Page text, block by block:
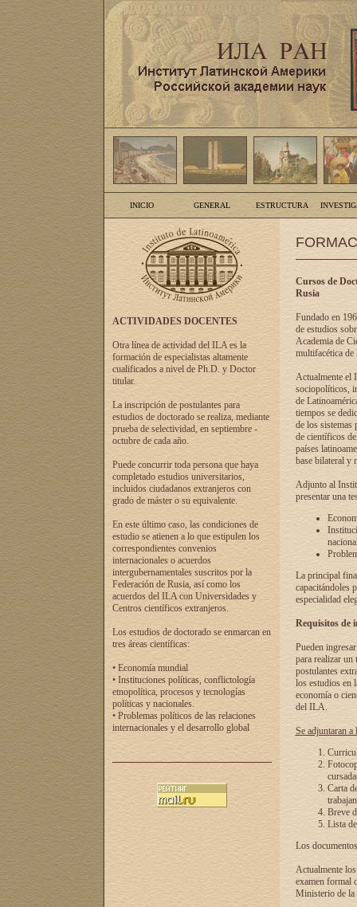
INICIO GENERAL ESTRUCTURA
ACTIVIDADES DOCENTES
Otra línea de actividad del ILA es la
formación de especialistas altamente
cualificados a nivel de Ph.D. y Doctor
titular.
La inscripción de postulantes para
estudios de doctorado se realiza, mediante
prueba de selectividad, en septiembre -
octubre de cada año.
Puede concurrir toda persona que haya
completado estudios universitarios,
incluidos ciudadanos extranjeros con
grado de máster o su equivalente.
En este último caso, las condiciones de
estudio se atienen a lo que estipulen los
correspondientes convenios
internacionales o acuerdos
intergubernamentales suscritos por la
Federación de Rusia, así como los
acuerdos del ILA con Universidades y
Centros científicos extranjeros.
Los estudios de doctorado se enmarcan en
tres áreas científicas:
• Economía mundial
• Instituciones políticas, conflictología
etnopolítica, procesos y tecnologías
políticas y nacionales.
• Problemas políticos de las relaciones
internacionales y el desarrollo global
Cursos de
Rusia
Fundado en
de estudios
Academia de
multifacética de
Actualmente el
sociopolíticos,
de
tiempos se
de los sistemas
de científicos
países
base bilateral y
Adjunto al
presentar una
La principal
capacitándoles
especialidad
Requisitos de
Pueden
para realizar un
postulantes
los estudios en
economía o
del ILA.
Se adjuntaran a
Carta
Breve
Lista
Los
Actualmente
examen formal
Ministerio de la